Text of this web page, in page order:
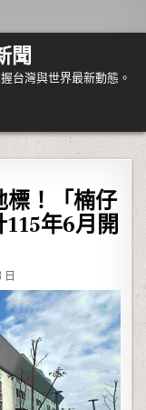
聞
台灣與世界最新動態。
標！「楠仔
年6月開
日